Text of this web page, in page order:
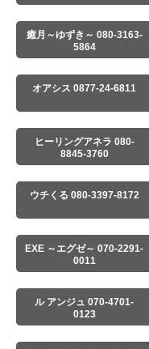
癒月～ゆずき～ 080-3163-
5864
オアシス 0877-24-6811
ヒーリングアネラ 080-
8845-3760
ウチくる 080-3397-8172
EXE ～エグゼ～ 070-2291-
0011
ル アンジュ 070-4701-
0123